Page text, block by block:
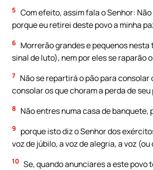
5 Com efeito, assim fala o Senhor:
porque eu retirei deste povo a minha
6 Morrerão grandes e pequenos
sinal de luto), nem por eles se raparão
7 Não se repartirá o pão para
consolar os que choram a perda de seu
8 Não entres numa casa de
9
porque isto diz o Senhor dos
voz de júbilo, a voz de alegria, a voz
10 Se, quando anunciares a este